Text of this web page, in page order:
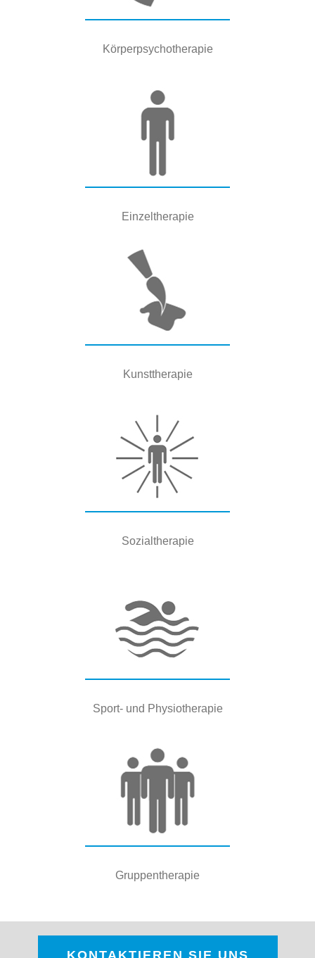
Körperpsychotherapie
Einzeltherapie
Kunsttherapie
Sozialtherapie
Sport- und Physiotherapie
Gruppentherapie